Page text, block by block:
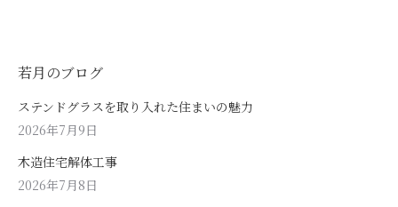
若月のブログ
ステンドグラスを取り入れた住まいの魅力
2026年7月9日
木造住宅解体工事
2026年7月8日